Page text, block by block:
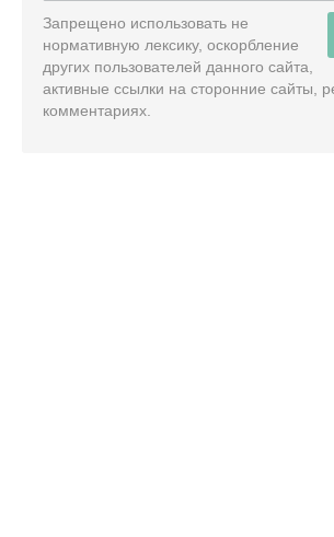
Запрещено использовать не
нормативную лексику, оскорбление
других пользователей данного сайта,
активные ссылки на сторонние сайты,
комментариях.